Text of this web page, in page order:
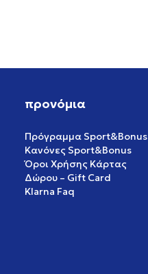
προνόμια
Πρόγραμμα Sport&Bonus
Κανόνες Sport&Bonus
Όροι Χρήσης Κάρτας
Δώρου – Gift Card
Klarna Faq